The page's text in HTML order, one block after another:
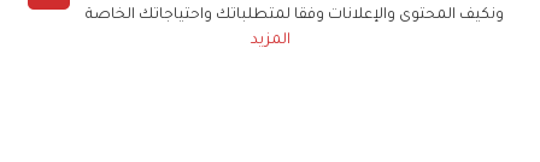
ونكيف المحتوى والإعلانات وفقا لمتطلباتك واحتياجاتك الخاصة
المزيد